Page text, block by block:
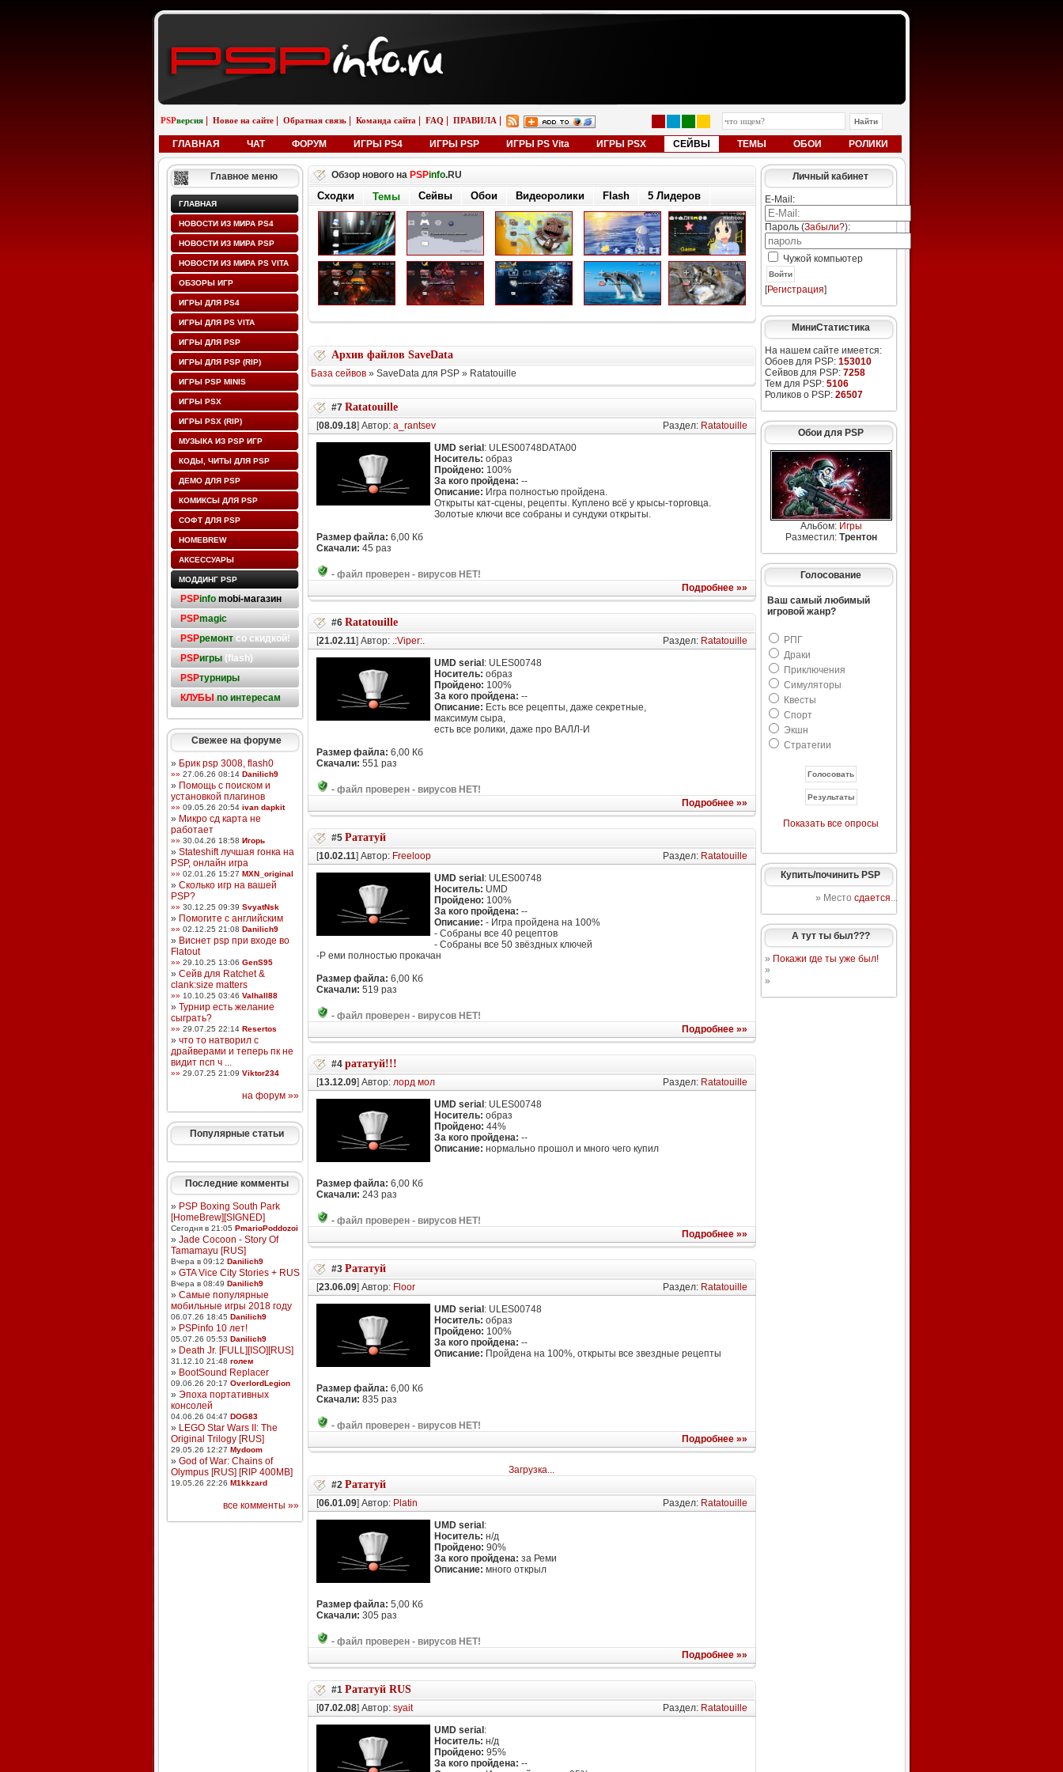
PSPверсия Новое на сайте Обратная связь Команда сайта FAQ ПРАВИЛА
ГЛАВНАЯ ЧАТ ФОРУМ ИГРЫ PS4 ИГРЫ PSP ИГРЫ PS Vita ИГРЫ PSX СЕЙВЫ ТЕМЫ ОБОИ РОЛИКИ
Главное меню
ГЛАВНАЯ
НОВОСТИ ИЗ МИРА PS4
НОВОСТИ ИЗ МИРА PSP
НОВОСТИ ИЗ МИРА PS VITA
ОБЗОРЫ ИГР
ИГРЫ ДЛЯ PS4
ИГРЫ ДЛЯ PS VITA
ИГРЫ ДЛЯ PSP
ИГРЫ ДЛЯ PSP (RIP)
ИГРЫ PSP MINIS
ИГРЫ PSX
ИГРЫ PSX (RIP)
МУЗЫКА ИЗ PSP ИГР
КОДЫ, ЧИТЫ ДЛЯ PSP
ДЕМО ДЛЯ PSP
КОМИКСЫ ДЛЯ PSP
СОФТ ДЛЯ PSP
HOMEBREW
АКСЕССУАРЫ
МОДДИНГ PSP
PSPinfo mobi-магазин
PSPmagic
PSPремонтсо скидкой!
PSPигры(flash)
PSPтурниры
КЛУБЫ по интересам
Свежее на форуме
» Брик psp 3008, flash0
»» 27.06.26 08:14 Danilich9
» Помощь с поиском и
установкой плагинов
»» 09.05.26 20:54 ivan dapkit
» Микро сд карта не
работает
»» 30.04.26 18:58 Игорь
» Stateshift лучшая гонка на
PSP, онлайн игра
»» 02.01.26 15:27 MXN_original
» Сколько игр на вашей
PSP?
»» 30.12.25 09:39 SvyatNsk
» Помогите с английским
»» 02.12.25 21:08 Danilich9
» Виснет psp при входе во
Flatout
»» 29.10.25 13:06 GenS95
» Сейв для Ratchet &
clank:size matters
»» 10.10.25 03:46 Valhall88
» Турнир есть желание
сыграть?
»» 29.07.25 22:14 Resertos
» что то натворил с
драйверами и теперь пк не
видит псп ч ...
»» 29.07.25 21:09 Viktor234
на форум »»
Популярные статьи
Последние комменты
» PSP Boxing South Park
[HomeBrew][SIGNED]
Сегодня в 21:05 PmarioPoddozoi
» Jade Cocoon - Story Of
Tamamayu [RUS]
Вчера в 09:12 Danilich9
» GTA Vice City Stories + RUS
Вчера в 08:49 Danilich9
» Самые популярные
мобильные игры 2018 году
06.07.26 18:45 Danilich9
» PSPinfo 10 лет!
05.07.26 05:53 Danilich9
» Death Jr. [FULL][ISO][RUS]
31.12.10 21:48 голем
» BootSound Replacer
09.06.26 20:17 OverlordLegion
» Эпоха портативных
консолей
04.06.26 04:47 DOG83
» LEGO Star Wars II: The
Original Trilogy [RUS]
29.05.26 12:27 Mydoom
» God of War: Chains of
Olympus [RUS] [RIP 400MB]
19.05.26 22:26 M1kkzard
все комменты »»
Обзор нового на PSPinfo.RU
Сходки Темы Сейвы Обои Видеоролики Flash 5 Лидеров
Архив файлов SaveData
База сейвов» SaveData для PSP » Ratatouille
#7 Ratatouille
[08.09.18] Автор: a_rantsev Раздел: Ratatouille
UMD serial : ULES00748DATA00
Носитель: образ
Пройдено: 100%
За кого пройдена: --
Описание: Игра полностью пройдена.
Открыты кат-сцены, рецепты. Куплено всё у крысы-торговца.
Золотые ключи все собраны и сундуки открыты.
Размер файла: 6,00 Кб
Скачали: 45 раз
- файл проверен - вирусов НЕТ!
Подробнее »»
#6 Ratatouille
[21.02.11] Автор: .:Viper:. Раздел: Ratatouille
UMD serial : ULES00748
Носитель: образ
Пройдено: 100%
За кого пройдена: --
Описание: Есть все рецепты, даже секретные,
максимум сыра,
есть все ролики, даже про ВАЛЛ-И
Размер файла: 6,00 Кб
Скачали: 551 раз
- файл проверен - вирусов НЕТ!
Подробнее »»
#5 Рататуй
[10.02.11] Автор: Freeloop Раздел: Ratatouille
UMD serial : ULES00748
Носитель: UMD
Пройдено: 100%
За кого пройдена: --
Описание: - Игра пройдена на 100%
- Собраны все 40 рецептов
- Собраны все 50 звёздных ключей
-Р еми полностью прокачан
Размер файла: 6,00 Кб
Скачали: 519 раз
- файл проверен - вирусов НЕТ!
Подробнее »»
#4 рататуй!!!
[13.12.09] Автор: лорд мол Раздел: Ratatouille
UMD serial : ULES00748
Носитель: образ
Пройдено: 44%
За кого пройдена: --
Описание: нормально прошол и много чего купил
Размер файла: 6,00 Кб
Скачали: 243 раз
- файл проверен - вирусов НЕТ!
Подробнее »»
#3 Рататуй
[23.06.09] Автор: Floor Раздел: Ratatouille
UMD serial : ULES00748
Носитель: образ
Пройдено: 100%
За кого пройдена: --
Описание: Пройдена на 100%, открыты все звездные рецепты
Размер файла: 6,00 Кб
Скачали: 835 раз
- файл проверен - вирусов НЕТ!
Подробнее »»
Загрузка...
#2 Рататуй
[06.01.09] Автор: Platin Раздел: Ratatouille
UMD serial :
Носитель: н/д
Пройдено: 90%
За кого пройдена: за Реми
Описание: много открыл
Размер файла: 5,00 Кб
Скачали: 305 раз
- файл проверен - вирусов НЕТ!
Подробнее »»
#1 Рататуй RUS
[07.02.08] Автор: syait Раздел: Ratatouille
UMD serial :
Носитель: н/д
Пройдено: 95%
За кого пройдена: --
Личный кабинет
E-Mail:
Пароль (Забыли?):
Чужой компьютер
Войти
[Регистрация]
МиниСтатистика
На нашем сайте имеется:
Обоев для PSP: 153010
Сейвов для PSP: 7258
Тем для PSP: 5106
Роликов о PSP: 26507
Обои для PSP
Альбом: Игры
Разместил: Трентон
Голосование
Ваш самый любимый
игровой жанр?
РПГ
Драки
Приключения
Симуляторы
Квесты
Спорт
Экшн
Стратегии
Показать все опросы
Купить/починить PSP
» Место сдается...
А тут ты был???
» Покажи где ты уже был!
»
»